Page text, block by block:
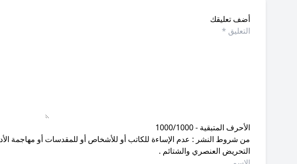
أضف تعليقك
الأحرف المتبقية - 1000/1000
من شروط النشر : عدم الإساءة للكاتب أو للأشخاص أو للمقدسات أو مهاجمة
التحريض العنصري والشتائم .